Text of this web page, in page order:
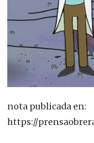
nota publicada en:
https://